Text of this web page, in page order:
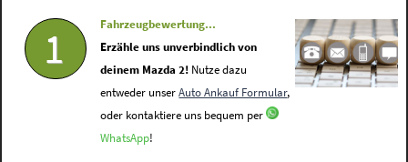
1
Fahrzeugbewertung...
Erzähle uns unverbindlich von
deinem Mazda 2! Nutze dazu
entweder unserAuto Ankauf Formular,
oder kontaktiere uns bequem per
WhatsApp!